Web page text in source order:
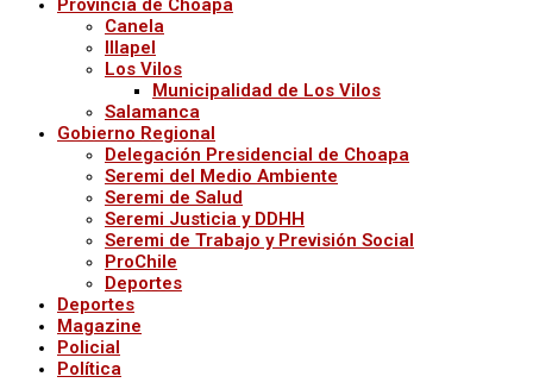
Provincia de Choapa
Canela
Illapel
Los Vilos
Municipalidad de Los Vilos
Salamanca
Gobierno Regional
Delegación Presidencial de Choapa
Seremi del Medio Ambiente
Seremi de Salud
Seremi Justicia y DDHH
Seremi de Trabajo y Previsión Social
ProChile
Deportes
Deportes
Magazine
Policial
Política